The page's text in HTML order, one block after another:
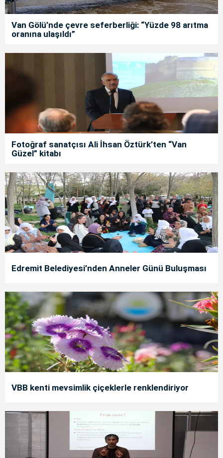
Van Gölü’nde çevre seferberliği: “Yüzde 98 arıtma
oranına ulaşıldı”
Fotoğraf sanatçısı Ali İhsan Öztürk’ten “Van
Güzel” kitabı
Edremit Belediyesi’nden Anneler Günü Buluşması
VBB kenti mevsimlik çiçeklerle renklendiriyor